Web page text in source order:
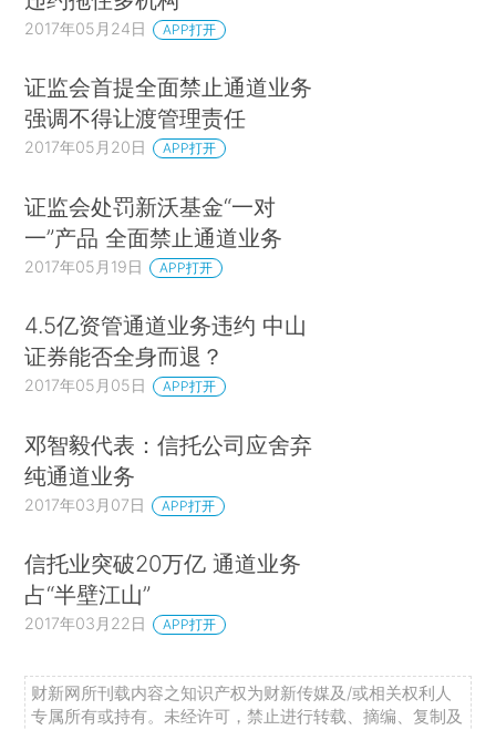
2017年05月24日 APP打开
证监会首提全面禁止通道业务
强调不得让渡管理责任
2017年05月20日 APP打开
证监会处罚新沃基金“一对
一”产品 全面禁止通道业务
2017年05月19日 APP打开
4.5亿资管通道业务违约 中山
证券能否全身而退？
2017年05月05日 APP打开
邓智毅代表：信托公司应舍弃
纯通道业务
2017年03月07日 APP打开
信托业突破20万亿 通道业务
占“半壁江山”
2017年03月22日 APP打开
财新网所刊载内容之知识产权为财新传媒及/或相关权利人
专属所有或持有。未经许可，禁止进行转载、摘编、复制及